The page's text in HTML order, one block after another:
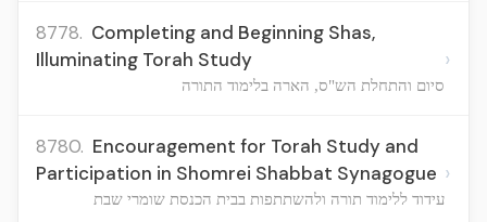
8778. Completing and Beginning Shas,
Illuminating Torah Study
סיום והתחלת הש"ס, הארה בלימוד התורה
›
8780. Encouragement for Torah Study and
Participation in Shomrei Shabbat Synagogue
עידוד ללימוד תורה ולהשתתפות בבית הכנסת שומרי שבת
›